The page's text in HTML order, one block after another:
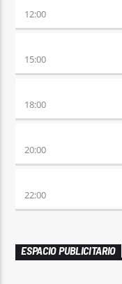
12:00
15:00
18:00
20:00
22:00
ESPACIO PUBLICITARIO